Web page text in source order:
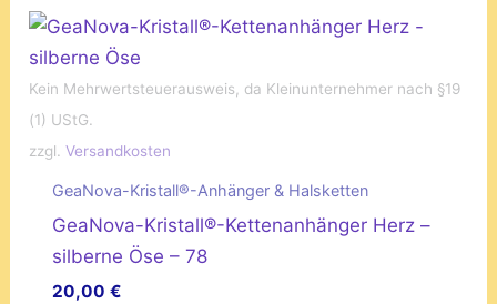
Kein Mehrwertsteuerausweis, da Kleinunternehmer nach §19
(1) UStG.
zzgl.Versandkosten
GeaNova-Kristall®-Anhänger & Halsketten
GeaNova-Kristall®-Kettenanhänger Herz –
silberne Öse – 78
20,00 €